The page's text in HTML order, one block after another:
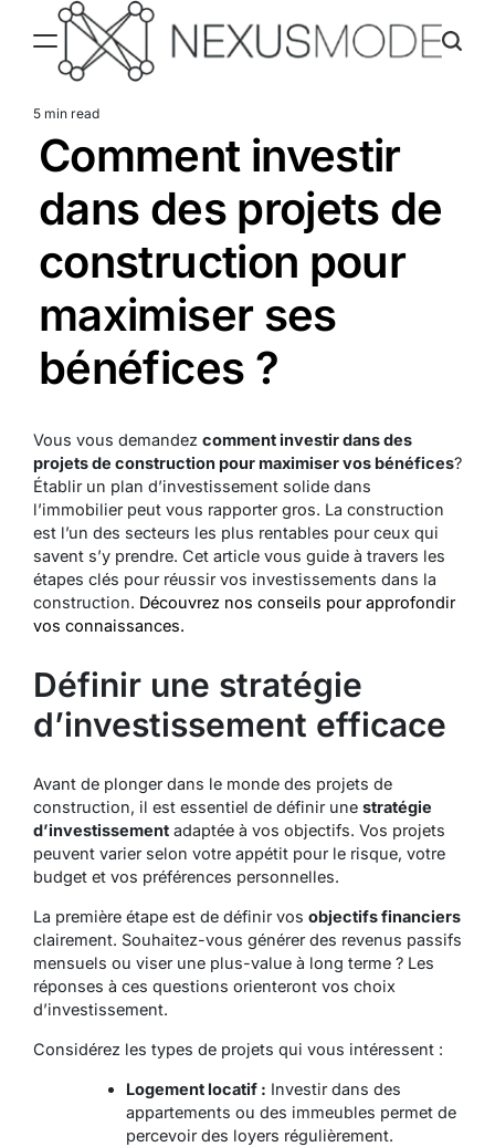
content
Estimated
read
time
5 min read
Comment investir
dans des projets de
construction pour
maximiser ses
bénéfices ?
Vous vous demandez comment investir dans des
projets de construction pour maximiser vos bénéfices?
Établir un plan d’investissement solide dans
l’immobilier peut vous rapporter gros. La construction
est l’un des secteurs les plus rentables pour ceux qui
savent s’y prendre. Cet article vous guide à travers les
étapes clés pour réussir vos investissements dans la
construction. Découvrez nos conseils pour approfondir
vos connaissances.
Définir une stratégie
d’investissement efficace
Avant de plonger dans le monde des projets de
construction, il est essentiel de définir une stratégie
d’investissement adaptée à vos objectifs. Vos projets
peuvent varier selon votre appétit pour le risque, votre
budget et vos préférences personnelles.
La première étape est de définir vos objectifs financiers
clairement. Souhaitez-vous générer des revenus passifs
mensuels ou viser une plus-value à long terme ? Les
réponses à ces questions orienteront vos choix
d’investissement.
Considérez les types de projets qui vous intéressent :
Logement locatif : Investir dans des
appartements ou des immeubles permet de
percevoir des loyers régulièrement.